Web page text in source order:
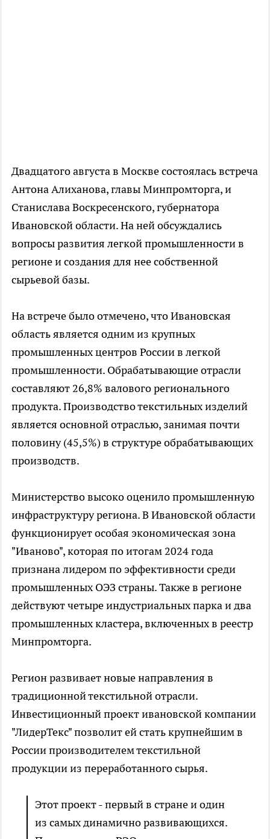
Двадцатого августа в Москве состоялась встреча
Антона Алиханова, главы Минпромторга, и
Станислава Воскресенского, губернатора
Ивановской области. На ней обсуждались
вопросы развития легкой промышленности в
регионе и создания для нее собственной
сырьевой базы.
На встрече было отмечено, что Ивановская
область является одним из крупных
промышленных центров России в легкой
промышленности. Обрабатывающие отрасли
составляют 26,8% валового регионального
продукта. Производство текстильных изделий
является основной отраслью, занимая почти
половину (45,5%) в структуре обрабатывающих
производств.
Министерство высоко оценило промышленную
инфраструктуру региона. В Ивановской области
функционирует особая экономическая зона
"Иваново", которая по итогам 2024 года
признана лидером по эффективности среди
промышленных ОЭЗ страны. Также в регионе
действуют четыре индустриальных парка и два
промышленных кластера, включенных в реестр
Минпромторга.
Регион развивает новые направления в
традиционной текстильной отрасли.
Инвестиционный проект ивановской компании
"ЛидерТекс" позволит ей стать крупнейшим в
России производителем текстильной
продукции из переработанного сырья.
Этот проект - первый в стране и один
из самых динамично развивающихся.